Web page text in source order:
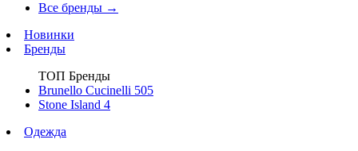
Все бренды →
Новинки
Бренды
ТОП Бренды
Brunello Cucinelli 505
Stone Island 4
Одежда